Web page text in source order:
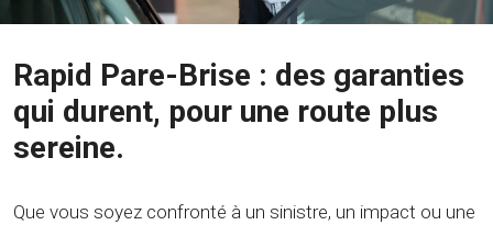
Rapid Pare-Brise : des garanties
qui durent, pour une route plus
sereine.
Que vous soyez confronté à un sinistre, un impact ou une